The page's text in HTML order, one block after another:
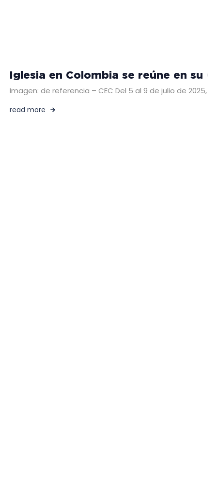
Iglesia en Colombia se reúne en su
Imagen: de referencia – CEC Del 5 al 9 de julio de 2025,
read more